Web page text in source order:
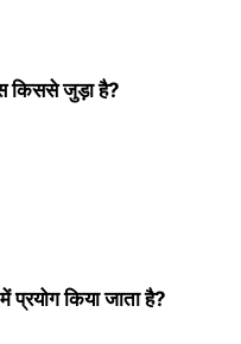
किससे जुड़ा है?
किया जाता है?